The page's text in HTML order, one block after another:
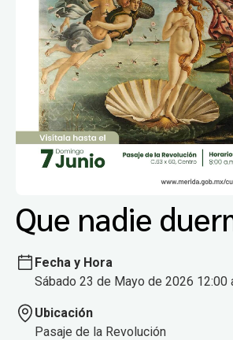
Que nadie
Fecha y Hora
Sábado 23 de Mayo de 2026 12:00
Ubicación
Pasaje de la Revolución